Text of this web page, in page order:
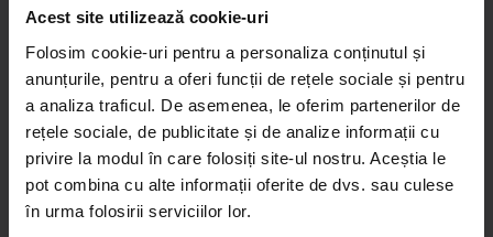
Acest site utilizează cookie-uri
Folosim cookie-uri pentru a personaliza conținutul și
anunțurile, pentru a oferi funcții de rețele sociale și pentru
a analiza traficul. De asemenea, le oferim partenerilor de
rețele sociale, de publicitate și de analize informații cu
privire la modul în care folosiți site-ul nostru. Aceștia le
pot combina cu alte informații oferite de dvs. sau culese
în urma folosirii serviciilor lor.
Parcursul în clinică
Consultația inițială